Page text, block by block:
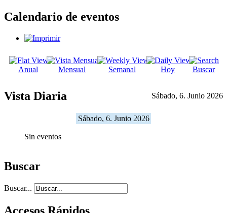
Calendario de eventos
Anual Mensual Semanal Hoy Buscar
Vista Diaria Sábado, 6. Junio 2026
Sábado, 6. Junio 2026
Sin eventos
Buscar
Buscar...
Accesos Rápidos